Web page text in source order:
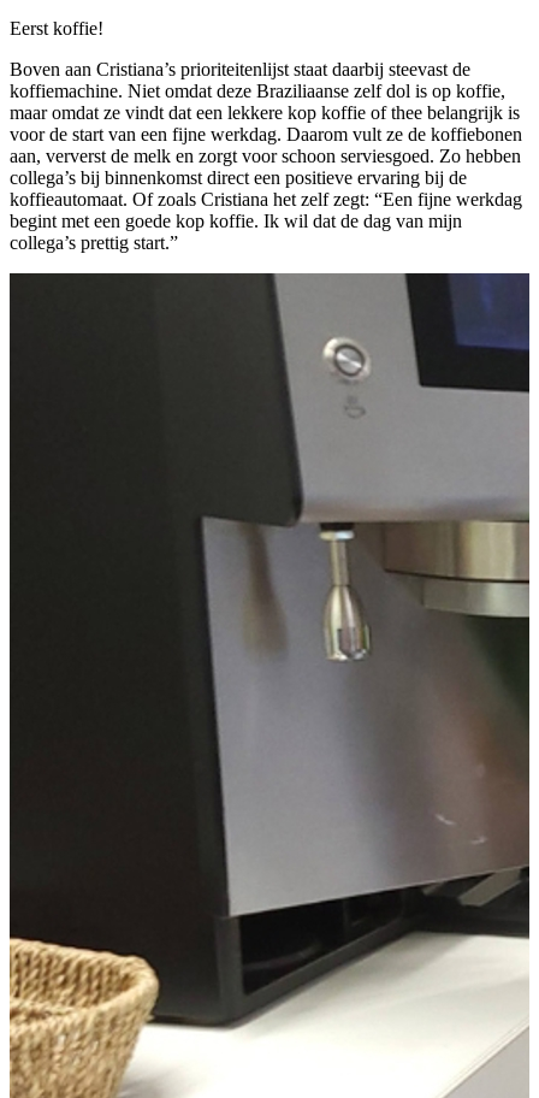
Eerst koffie!
Boven aan Cristiana’s prioriteitenlijst staat daarbij steevast de
koffiemachine. Niet omdat deze Braziliaanse zelf dol is op koffie,
maar omdat ze vindt dat een lekkere kop koffie of thee belangrijk is
voor de start van een fijne werkdag. Daarom vult ze de koffiebonen
aan, ververst de melk en zorgt voor schoon serviesgoed. Zo hebben
collega’s bij binnenkomst direct een positieve ervaring bij de
koffieautomaat. Of zoals Cristiana het zelf zegt: “Een fijne werkdag
begint met een goede kop koffie. Ik wil dat de dag van mijn
collega’s prettig start.”